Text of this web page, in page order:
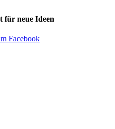
für neue Ideen
Facebook